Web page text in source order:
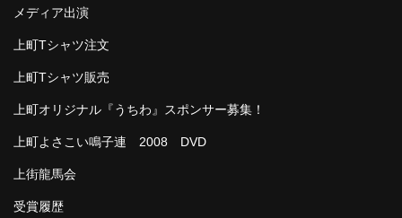
メディア出演
上町Tシャツ注文
上町Tシャツ販売
上町オリジナル『うちわ』スポンサー募集！
上町よさこい鳴子連 2008 DVD
上街龍馬会
受賞履歴